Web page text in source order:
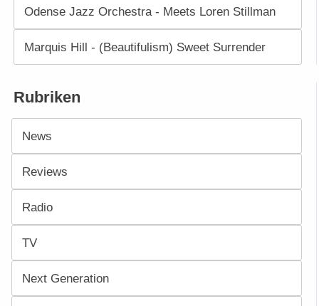
Odense Jazz Orchestra - Meets Loren Stillman
Marquis Hill - (Beautifulism) Sweet Surrender
Rubriken
News
Reviews
Radio
TV
Next Generation